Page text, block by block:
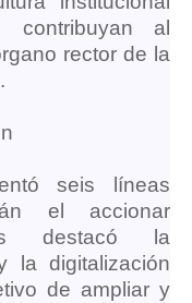
al
rector de la
.
seis líneas
el accionar
destacó la
la digitalización
de ampliar y